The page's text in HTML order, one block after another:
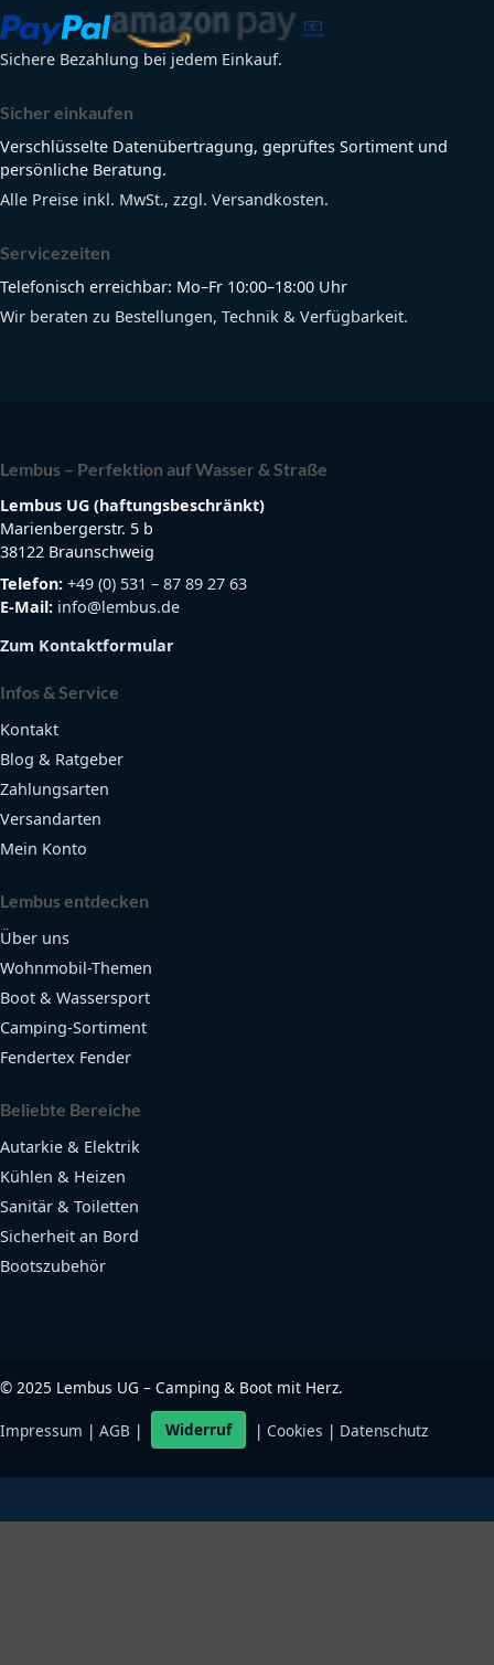
Sichere Bezahlung bei jedem Einkauf.
Sicher einkaufen
Verschlüsselte Datenübertragung, geprüftes Sortiment und
persönliche Beratung.
Alle Preise inkl. MwSt., zzgl. Versandkosten.
Servicezeiten
Telefonisch erreichbar: Mo–Fr 10:00–18:00 Uhr
Wir beraten zu Bestellungen, Technik & Verfügbarkeit.
Lembus – Perfektion auf Wasser & Straße
Lembus UG (haftungsbeschränkt)
Marienbergerstr. 5 b
38122 Braunschweig
Telefon: +49 (0) 531 – 87 89 27 63
E-Mail: info@lembus.de
Zum Kontaktformular
Infos & Service
Kontakt
Blog & Ratgeber
Zahlungsarten
Versandarten
Mein Konto
Lembus entdecken
Über uns
Wohnmobil-Themen
Boot & Wassersport
Camping-Sortiment
Fendertex Fender
Beliebte Bereiche
Autarkie & Elektrik
Kühlen & Heizen
Sanitär & Toiletten
Sicherheit an Bord
Bootszubehör
© 2025 Lembus UG – Camping & Boot mit Herz.
Impressum | AGB | Widerruf | Cookies | Datenschutz